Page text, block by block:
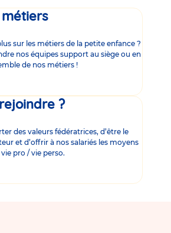
sur les métiers de la petite enfance ?
nos équipes support au siège ou en
de nos métiers !
?
des valeurs fédératrices, d’être le
et d’offrir à nos salariés les moyens
pro / vie perso.